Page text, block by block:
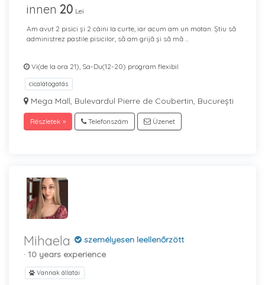
innen 20 Lei
Am avut 2 pisici și 2 câini la curte, iar acum am un motan. Știu să
administrez pastile pisicilor, să am grijă și să mă ...
Vi(de la ora 21), Sa-Du(12-20) program flexibil
cicalátogatás
Mega Mall, Bulevardul Pierre de Coubertin, București
Részletek » Telefonszám Üzenet
Mihaela
személyesen leellenőrzött
· 10 years experience
Vannak állatai